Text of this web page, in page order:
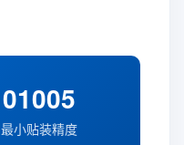
01005
最小贴装精度